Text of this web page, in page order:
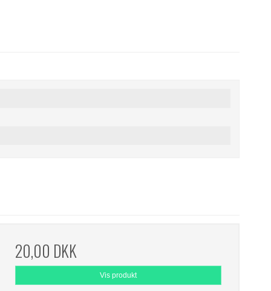
20,00 DKK
Vis produkt